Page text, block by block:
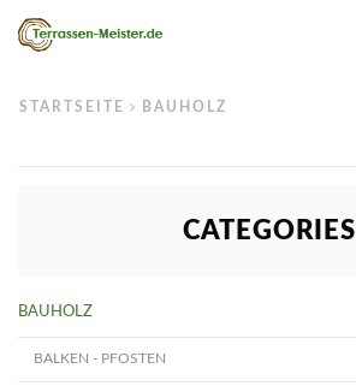
STARTSEITE BAUHOLZ
CATEGORIES
BAUHOLZ
BALKEN - PFOSTEN